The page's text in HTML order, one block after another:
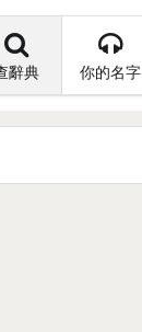
辭典 你的名字